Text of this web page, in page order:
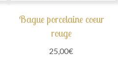
Bague porcelaine coeur
rouge
25,00€